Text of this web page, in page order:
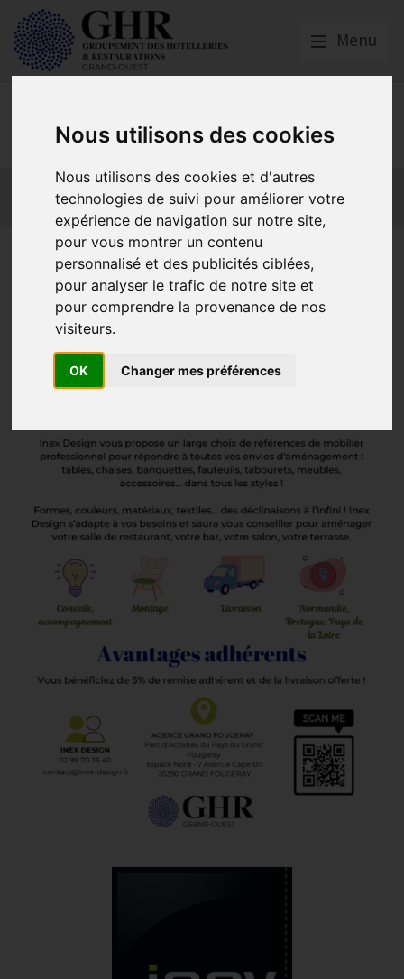
Nous utilisons des cookies
Nous utilisons des cookies et d'autres
technologies de suivi pour améliorer votre
expérience de navigation sur notre site,
pour vous montrer un contenu
personnalisé et des publicités ciblées,
pour analyser le trafic de notre site et
pour comprendre la provenance de nos
visiteurs.
OK Changer mes préférences
Menu
GHR GRAND-OUEST
Actualités Qui sommes nous ?
Formations
GHR National
Partenaires
Inex Design